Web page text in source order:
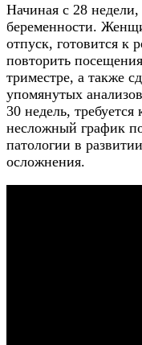
Начиная с 28
беременности.
отпуск, готовится к
повторить
триместре, а также
упомянутых
30 недель,
несложный график
патологии в
осложнения.